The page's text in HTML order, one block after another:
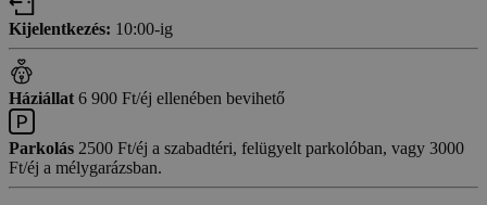
Kijelentkezés: 10:00-ig
Háziállat 6 900 Ft/éj ellenében bevihető
Parkolás 2500 Ft/éj a szabadtéri, felügyelt parkolóban, vagy 3000
Ft/éj a mélygarázsban.